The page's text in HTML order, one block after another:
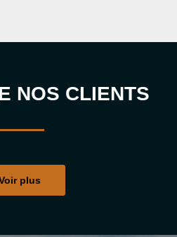
NOS CLIENTS
plus